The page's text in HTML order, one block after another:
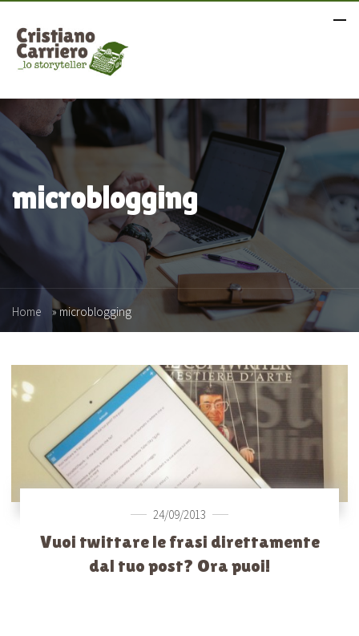
microblogging
Home »microblogging
24/09/2013
Vuoi twittare le frasi direttamente
dal tuo post? Ora puoi!